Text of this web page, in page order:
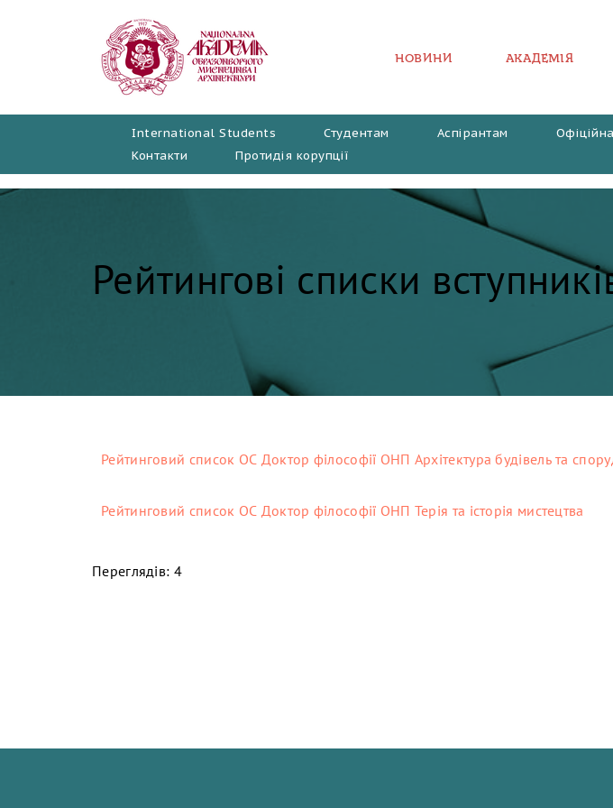
НОВИНИ АКАДЕМІЯ
International Students Студентам Аспірантам
Контакти
Протидія корупції
Рейтингові списки
Рейтинговий список ОС Доктор філософії ОНП Архітектура будівель та
Рейтинговий список ОС Доктор філософії ОНП Терія та історія мистецтва
Переглядів: 4